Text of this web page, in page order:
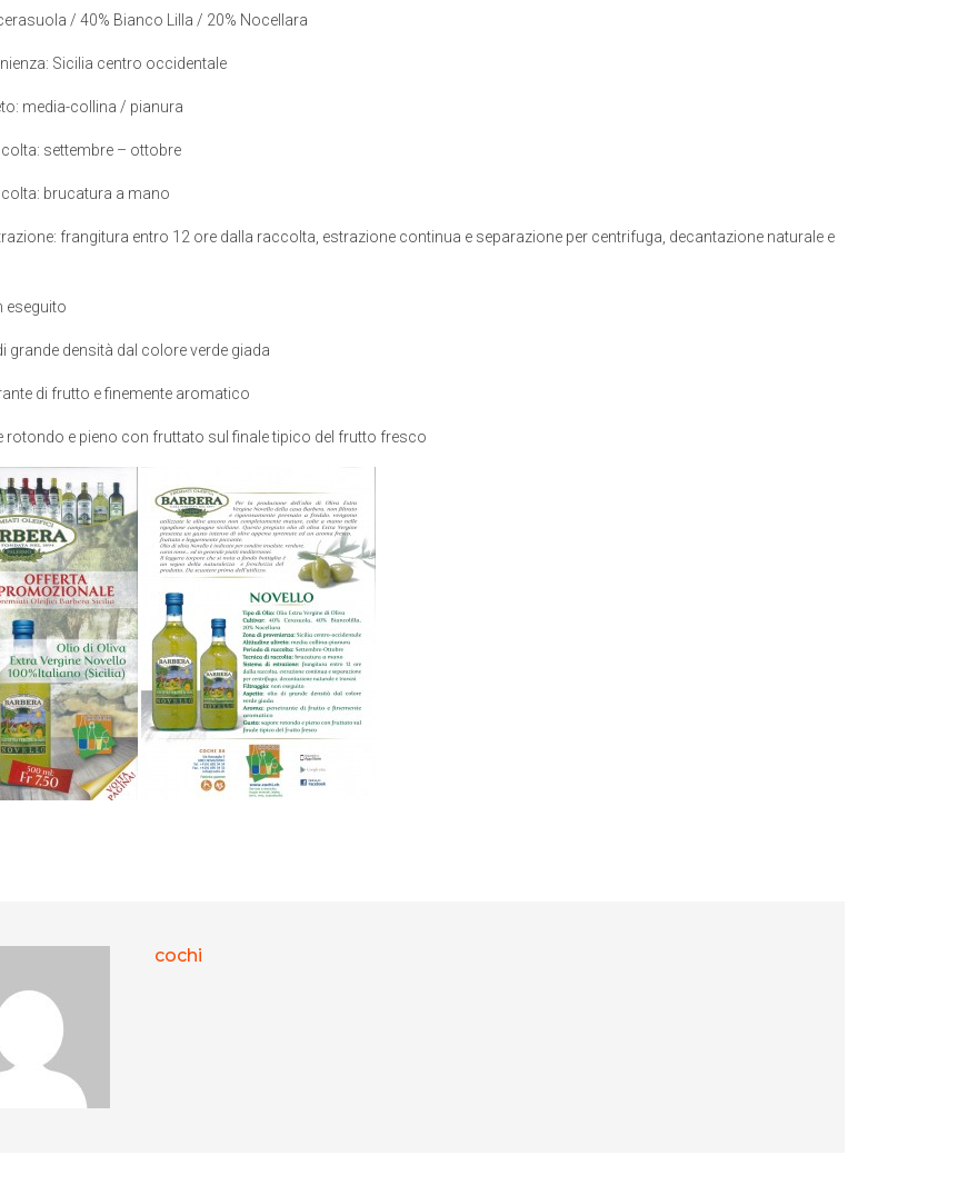
/ 40% Bianco Lilla / 20% Nocellara
Sicilia centro occidentale
media-collina / pianura
settembre – ottobre
brucatura a mano
frangitura entro 12 ore dalla raccolta, estrazione continua e separazione per centrifuga, decantazione naturale e
eseguito
grande densità dal colore verde giada
di frutto e finemente aromatico
rotondo e pieno con fruttato sul finale tipico del frutto fresco
cochi